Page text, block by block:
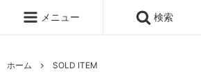
メニュー 検索
ホーム
SOLD ITEM